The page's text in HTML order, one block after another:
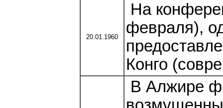
20.01.1960
На
февраля),
Конго
В Алжире